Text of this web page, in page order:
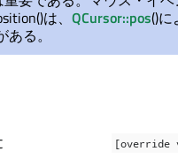
は、 QCursor::pos()
る。